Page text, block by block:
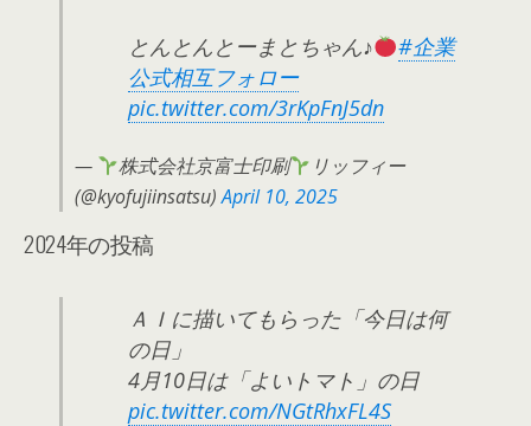
とんとんとーまとちゃん♪
#企業
公式相互フォロー
pic.twitter.com/3rKpFnJ5dn
— 株式会社京富士印刷
リッフィー
(@kyofujiinsatsu)April 10, 2025
2024年の投稿
ＡＩに描いてもらった「今日は何
の日」
4月10日は「よいトマト」の日
pic.twitter.com/NGtRhxFL4S